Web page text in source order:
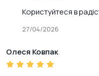
Користуйтеся в
27/04/2026
Олеся Ковпак